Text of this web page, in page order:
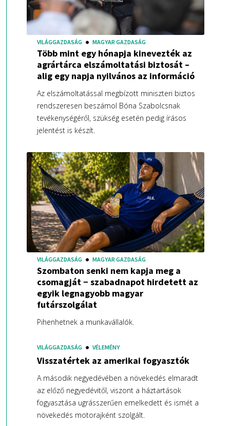
VILÁGGAZDASÁG MAGYAR GAZDASÁG
Több mint egy hónapja kinevezték az
agrártárca elszámoltatási biztosát –
alig egy napja nyilvános az információ
Az elszámoltatással megbízott miniszteri biztos
rendszeresen beszámol Bóna Szabolcsnak
tevékenységéről, szükség esetén pedig írásos
jelentést is készít.
VILÁGGAZDASÁG MAGYAR GAZDASÁG
Szombaton senki nem kapja meg a
csomagját − szabadnapot hirdetett az
egyik legnagyobb magyar
futárszolgálat
Pihenhetnek a munkavállalók.
VILÁGGAZDASÁG VÉLEMÉNY
Visszatértek az amerikai fogyasztók
A második negyedévében a növekedés elmaradt
az előző negyedévitől, viszont a háztartások
fogyasztása ugrásszerűen emelkedett és ismét a
növekedés motorajként szolgált.